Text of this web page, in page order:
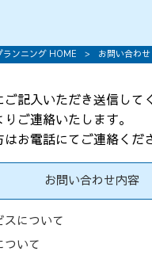
ランニング HOME > お問い合わせ
ご記入いただき送信して
ご連絡いたします。
お電話にてご連絡くだ
お問い合わせ内容
スについて
ついて